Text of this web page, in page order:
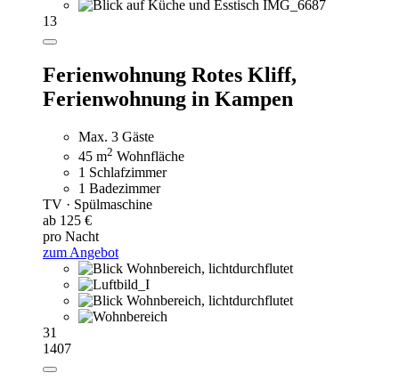
13
Ferienwohnung Rotes Kliff,
Ferienwohnung in Kampen
Max. 3 Gäste
45 m2 Wohnfläche
1 Schlafzimmer
1 Badezimmer
TV · Spülmaschine
ab 125 €
pro Nacht
zum Angebot
31
1407